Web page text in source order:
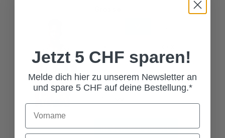
XXXXL
Jetzt 5 CHF sparen!
Melde dich hier zu unserem Newsletter an
und spare 5 CHF auf deine Bestellung.*